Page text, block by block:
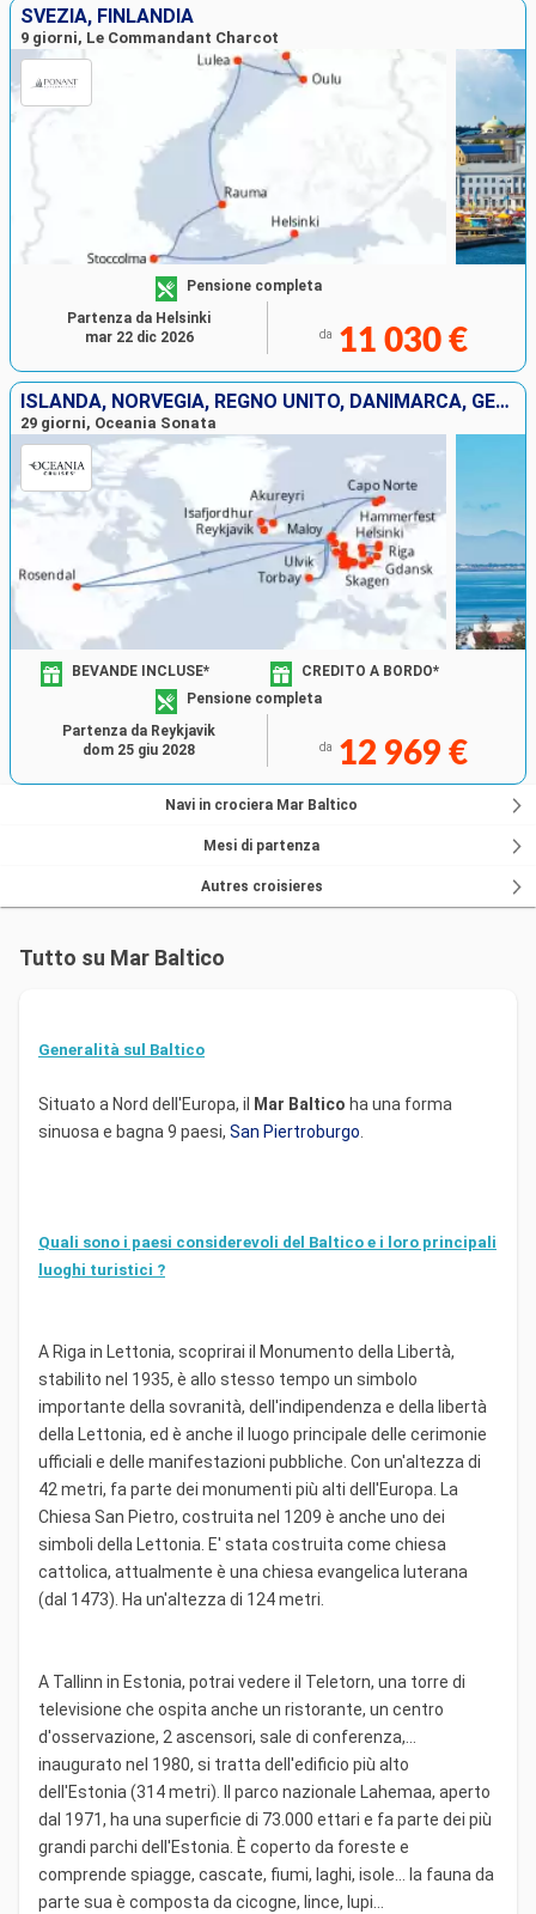
SVEZIA, FINLANDIA
9 giorni, Le Commandant Charcot
Pensione completa
da 11 030 €
Partenza da Helsinki
mar 22 dic 2026
ISLANDA, NORVEGIA, REGNO UNITO, DANIMARCA, GERMANIA, POLONIA, LITUANIA, LETTONIA, SVEZIA, ESTONIA, FINLANDIA
29 giorni, Oceania Sonata
BEVANDE INCLUSE*
CREDITO A BORDO*
Pensione completa
da 12 969 €
Partenza da Reykjavik
dom 25 giu 2028
Navi in crociera Mar Baltico
Mesi di partenza
Autres croisieres
Tutto su Mar Baltico
Generalità sul Baltico
Situato a Nord dell'Europa, il Mar Baltico ha una forma
sinuosa e bagna 9 paesi, San Piertroburgo.
Quali sono i paesi considerevoli del Baltico e i loro principali
luoghi turistici ?
A Riga in Lettonia, scoprirai il Monumento della Libertà,
stabilito nel 1935, è allo stesso tempo un simbolo
importante della sovranità, dell'indipendenza e della libertà
della Lettonia, ed è anche il luogo principale delle cerimonie
ufficiali e delle manifestazioni pubbliche. Con un'altezza di
42 metri, fa parte dei monumenti più alti dell'Europa. La
Chiesa San Pietro, costruita nel 1209 è anche uno dei
simboli della Lettonia. E' stata costruita come chiesa
cattolica, attualmente è una chiesa evangelica luterana
(dal 1473). Ha un'altezza di 124 metri.
A Tallinn in Estonia, potrai vedere il Teletorn, una torre di
televisione che ospita anche un ristorante, un centro
d'osservazione, 2 ascensori, sale di conferenza,…
inaugurato nel 1980, si tratta dell'edificio più alto
dell'Estonia (314 metri). Il parco nazionale Lahemaa, aperto
dal 1971, ha una superficie di 73.000 ettari e fa parte dei più
grandi parchi dell'Estonia. È coperto da foreste e
comprende spiagge, cascate, fiumi, laghi, isole… la fauna da
parte sua è composta da cicogne, lince, lupi…